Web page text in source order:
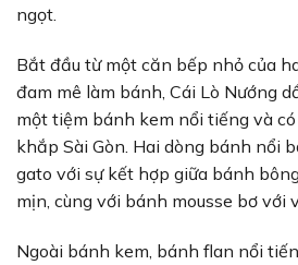
ngọt.
Bắt đầu từ một căn bếp nhỏ của
đam mê làm bánh, Cái Lò Nướng
một tiệm bánh kem nổi tiếng và
khắp Sài Gòn. Hai dòng bánh nổi
gato với sự kết hợp giữa bánh
mịn, cùng với bánh mousse bơ với
Ngoài bánh kem, bánh flan nổi